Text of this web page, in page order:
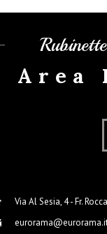
Area
Via Al Sesia, 4 - Fr.